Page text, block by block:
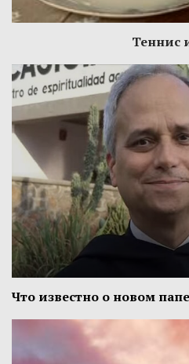
Теннис
Что известно о новом